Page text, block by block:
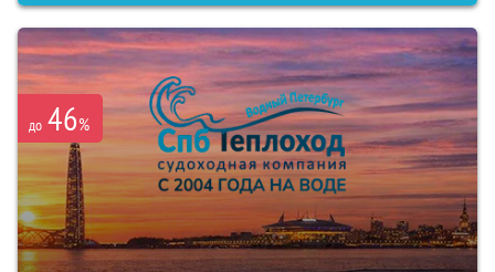
до 46%